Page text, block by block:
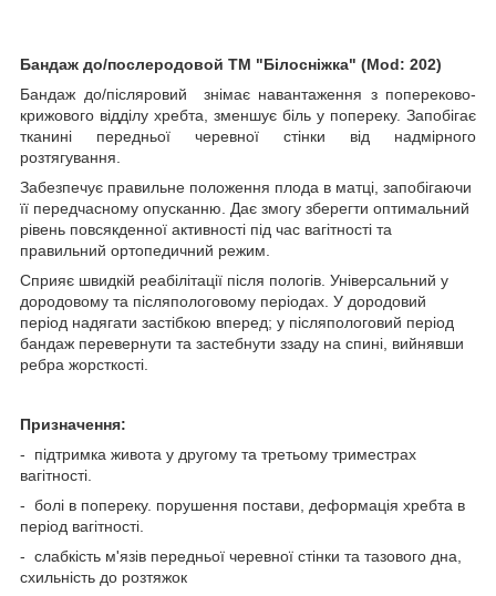
Бандаж до/послеродовой ТМ "Білосніжка" (Mod: 202)
Бандаж до/післяровий знімає навантаження з попереково-
крижового відділу хребта, зменшує біль у попереку. Запобігає
тканині передньої черевної стінки від надмірного
розтягування.
Забезпечує правильне положення плода в матці, запобігаючи
її передчасному опусканню. Дає змогу зберегти оптимальний
рівень повсякденної активності під час вагітності та
правильний ортопедичний режим.
Сприяє швидкій реабілітації після пологів. Універсальний у
дородовому та післяпологовому періодах. У дородовий
період надягати застібкою вперед; у післяпологовий період
бандаж перевернути та застебнути ззаду на спині, вийнявши
ребра жорсткості.
Призначення:
- підтримка живота у другому та третьому триместрах
вагітності.
- болі в попереку. порушення постави, деформація хребта в
період вагітності.
- слабкість м'язів передньої черевної стінки та тазового дна,
схильність до розтяжок